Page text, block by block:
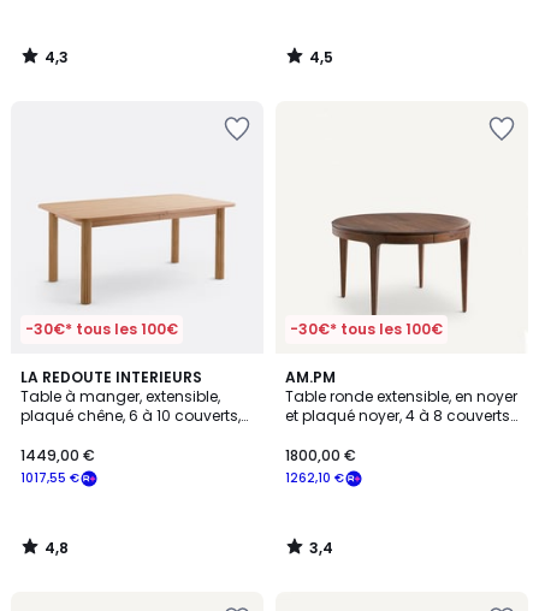
4,3
/
4,5
/
-30€* tous les 100€
LA REDOUTE INTERIEURS
Table à manger, extensible,
plaqué chêne, 6 à 10 couverts,
1017,55 €
1449,00 €
4,8
/ 5
4,8
/
-30€* tous les 100€
AM.PM
Table ronde extensible, en noyer
et plaqué noyer, 4 à 8 couverts,
1262,10 €
1800,00 €
3,4
/ 5
3,4
/